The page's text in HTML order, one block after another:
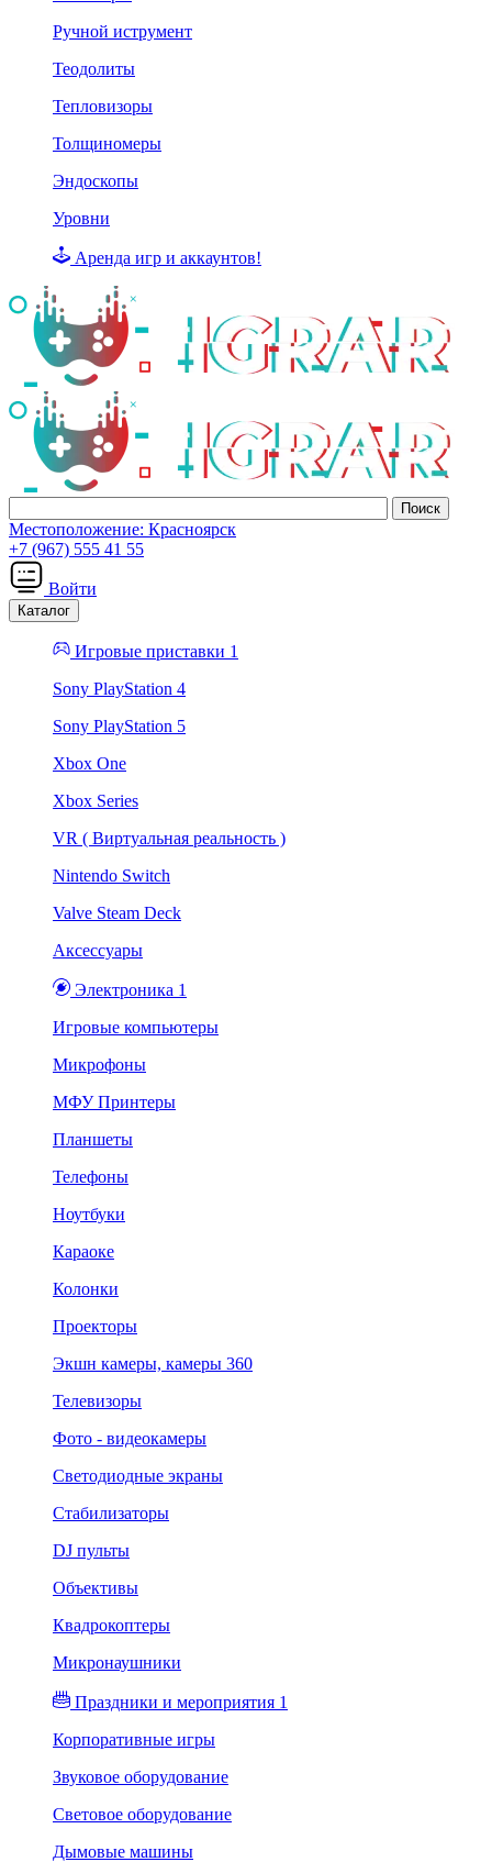
Ручной иструмент
Теодолиты
Тепловизоры
Толщиномеры
Эндоскопы
Уровни
Аренда игр и аккаунтов!
Местоположение: Красноярск
+7 (967) 555 41 55
Войти
Каталог
Игровые приставки 1
Sony PlayStation 4
Sony PlayStation 5
Xbox One
Xbox Series
VR ( Виртуальная реальность )
Nintendo Switch
Valve Steam Deck
Аксессуары
Электроника 1
Игровые компьютеры
Микрофоны
МФУ Принтеры
Планшеты
Телефоны
Ноутбуки
Караоке
Колонки
Проекторы
Экшн камеры, камеры 360
Телевизоры
Фото - видеокамеры
Светодиодные экраны
Стабилизаторы
DJ пульты
Объективы
Квадрокоптеры
Микронаушники
Праздники и мероприятия 1
Корпоративные игры
Звуковое оборудование
Световое оборудование
Дымовые машины